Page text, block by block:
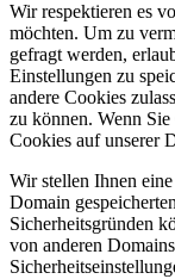
Wir respektieren es
möchten. Um zu
gefragt werden,
Einstellungen zu
andere Cookies
zu können. Wenn
Cookies auf unserer
Wir stellen Ihnen
Domain
Sicherheitsgründen
von anderen